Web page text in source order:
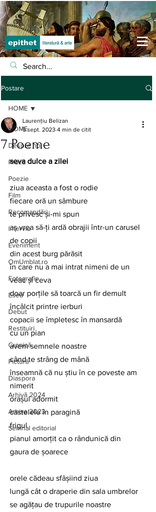
Postare
HOME
Despre noi
Proză
Poezie
Film
Recomandări
Interviu
Eveniment
OmUmblat.ro
Fotografie
Eseu
Debut
Restituiri
Cronică
Pictură
Diaspora
Arhivă 2024
Arhiva 2023
Semnal editorial
HOME
7 Poeme
Laurențiu Belizan
6 sept. 2023 4 min de citit
seva dulce a zilei
ziua aceasta a fost o rodie
fiecare oră un sâmbure
te privesc şi-mi spun
aş vrea să-ţi ardă obrajii într-un carusel
de copii
din acest burg părăsit
în care nu a mai intrat nimeni de un
veac şi ceva
doar porţile să toarcă un fir demult
încâlcit printre ierburi
copacii se împletesc în mansardă
cu un pian
avem semnele noastre
când te strâng de mână
înseamnă că nu ştiu în ce poveste am
nimerit
oraşul adormit
castelele în paragină
frigul
pianul amorţit ca o rândunică din
gaura de şoarece
orele cădeau sfâşiind ziua
lungă cât o draperie din sala umbrelor
se agăţau de trupurile noastre